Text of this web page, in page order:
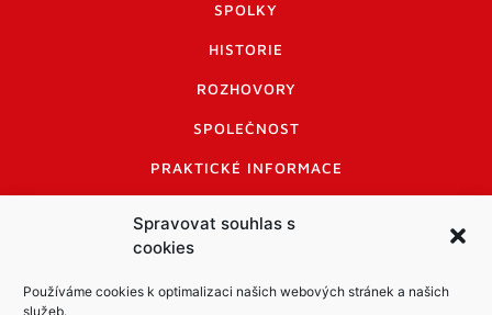
Spravovat souhlas s
cookies
Používáme cookies k optimalizaci našich webových stránek a našich
služeb.
SPOLKY
HISTORIE
ROZHOVORY
SPOLEČNOST
PRAKTICKÉ INFORMACE
INFORMACE A KODEX DISKUTUJÍCÍCH
LOGO A LOGO MANUÁL